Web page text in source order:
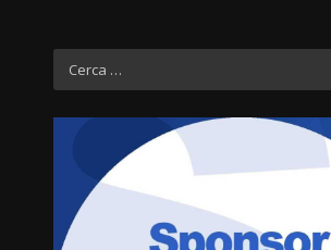
Ricerca
per:
3
Carta d’identità:
straordinarie del
Fasano